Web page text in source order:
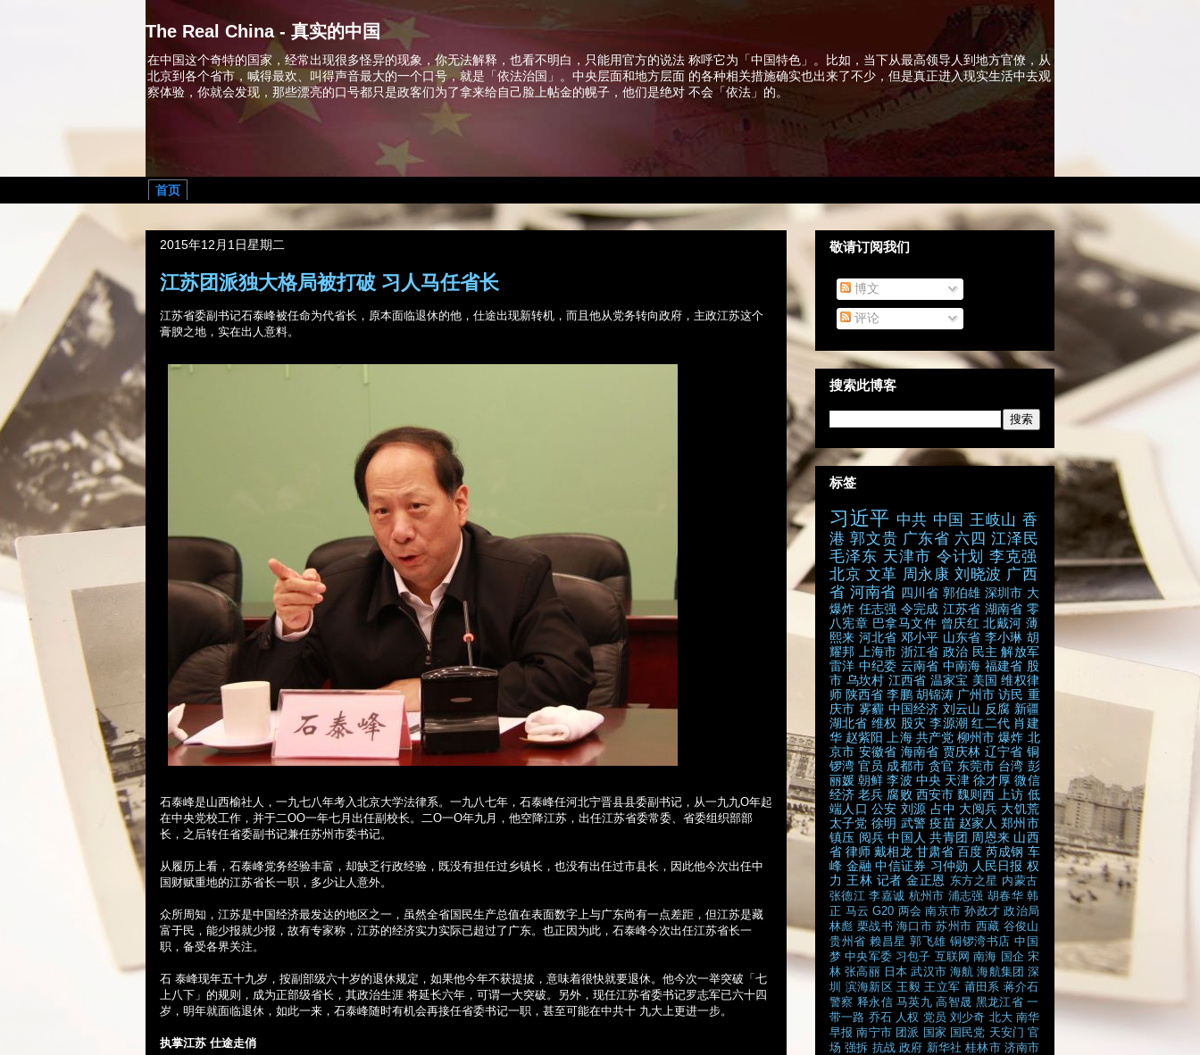
The Real China - 真实的中国
在中国这个奇特的国家，经常出现很多怪异的现象，你无法解释，也看不明白，只能用官方的说法 称呼它为「中国特色」。比如，当下从最高领导人到地方官僚，从
北京到各个省市，喊得最欢、叫得声音最大的一个口号，就是「依法治国」。中央层面和地方层面 的各种相关措施确实也出来了不少，但是真正进入现实生活中去观
察体验，你就会发现，那些漂亮的口号都只是政客们为了拿来给自己脸上帖金的幌子，他们是绝对 不会「依法」的。
首页
2015年12月1日星期二
江苏团派独大格局被打破 习人马任省长
江苏省委副书记石泰峰被任命为代省长，原本面临退休的他，仕途出现新转机，而且他从党务转向政府，主政江苏这个
膏腴之地，实在出人意料。
石泰峰是山西榆社人，一九七八年考入北京大学法律系。一九八七年，石泰峰任河北宁晋县县委副书记，从一九九O年起
在中央党校工作，并于二OO一年七月出任副校长。二O一O年九月，他空降江苏，出任江苏省委常委、省委组织部部
长，之后转任省委副书记兼任苏州市委书记。
从履历上看，石泰峰党务经验丰富，却缺乏行政经验，既没有担任过乡镇长，也没有出任过市县长，因此他今次出任中
国财赋重地的江苏省长一职，多少让人意外。
众所周知，江苏是中国经济最发达的地区之一，虽然全省国民生产总值在表面数字上与广东尚有一点差距，但江苏是藏
富于民，能少报就少报，故有专家称，江苏的经济实力实际已超过了广东。也正因为此，石泰峰今次出任江苏省长一
职，备受各界关注。
石 泰峰现年五十九岁，按副部级六十岁的退休规定，如果他今年不获提拔，意味着很快就要退休。他今次一举突破「七
上八下」的规则，成为正部级省长，其政治生涯 将延长六年，可谓一大突破。另外，现任江苏省委书记罗志军已六十四
岁，明年就面临退休，如此一来，石泰峰随时有机会再接任省委书记一职，甚至可能在中共十 九大上更进一步。
执掌江苏 仕途走俏
敬请订阅我们
博文
评论
搜索此博客
标签
习近平 中共 中国 王岐山 香
港 郭文贵 广东省 六四 江泽民
毛泽东 天津市 令计划 李克强
北京 文革 周永康 刘晓波 广西
省 河南省 四川省 郭伯雄 深圳市 大
爆炸 任志强 令完成 江苏省 湖南省 零
八宪章 巴拿马文件 曾庆红 北戴河 薄
熙来 河北省 邓小平 山东省 李小琳 胡
耀邦
上海市 浙江省 政治 民主 解放军
雷洋 中纪委 云南省 中南海 福建省 股
市 乌坎村 江西省 温家宝 美国 维权律
师 陕西省 李鹏 胡锦涛 广州市 访民 重
庆市 雾霾 中国经济 刘云山 反腐 新疆
湖北省 维权 股灾 李源潮 红二代 肖建
华 赵紫阳 上海 共产党 柳州市 爆炸 北
京市 安徽省 海南省 贾庆林 辽宁省 铜
锣湾 官员 成都市 贪官 东莞市 台湾 彭
丽媛 朝鲜 李波 中央 天津 徐才厚 微信
经济 老兵 腐败 西安市 魏则西 上访 低
端人口 公安 刘源 占中 大阅兵 大饥荒
太子党 徐明 武警 疫苗 赵家人 郑州市
镇压 阅兵 中国人 共青团 周恩来 山西
省 律师 戴相龙 甘肃省 百度 芮成钢 车
峰 金融 中信证券 习仲勋 人民日报 权
力 王林 记者 金正恩 东方之星 内蒙古
张德江 李嘉诚 杭州市 浦志强 胡春华 韩
正 马云 G20 两会 南京市 孙政才 政治局
林彪 栗战书 海口市 苏州市 西藏 谷俊山
贵州省 赖昌星 郭飞雄 铜锣湾书店 中国
梦 中央军委 习包子 互联网 南海 国企 宋
林 张高丽 日本 武汉市 海航 海航集团 深
圳
滨海新区 王毅 王立军 莆田系 蒋介石
警察 释永信 马英九 高智晟 黑龙江省 一
带一路 乔石 人权 党员 刘少奇 北大 南华
早报 南宁市 团派 国家 国民党 天安门 官
场 强拆 抗战 政府 新华社 桂林市 济南市